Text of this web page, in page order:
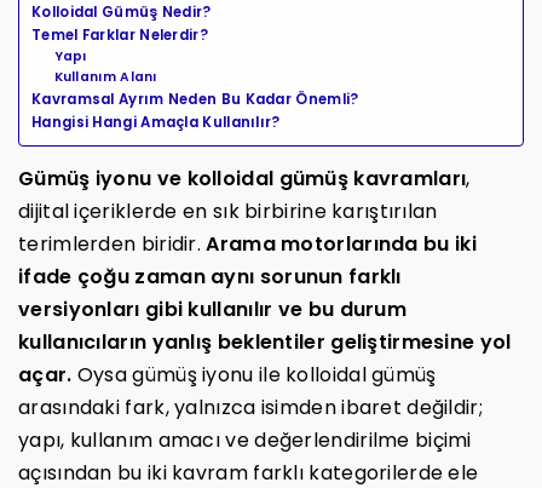
Kolloidal Gümüş Nedir?
Temel Farklar Nelerdir?
Yapı
Kullanım Alanı
Kavramsal Ayrım Neden Bu Kadar Önemli?
Hangisi Hangi Amaçla Kullanılır?
Gümüş iyonu ve kolloidal gümüş kavramları,
dijital içeriklerde en sık birbirine karıştırılan
terimlerden biridir. Arama motorlarında bu iki
ifade çoğu zaman aynı sorunun farklı
versiyonları gibi kullanılır ve bu durum
kullanıcıların yanlış beklentiler geliştirmesine yol
açar. Oysa gümüş iyonu ile kolloidal gümüş
arasındaki fark, yalnızca isimden ibaret değildir;
yapı, kullanım amacı ve değerlendirilme biçimi
açısından bu iki kavram farklı kategorilerde ele